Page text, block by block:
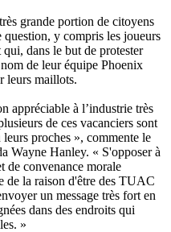
grande portion de citoyens
question, y compris les joueurs
dans le but de protester
de leur équipe Phoenix
leurs maillots.
appréciable à l’industrie très
de ces vacanciers sont
proches », commente le
Wayne Hanley. « S'opposer à
de convenance morale
de la raison d'être des TUAC
un message très fort en
dans des endroits qui
»